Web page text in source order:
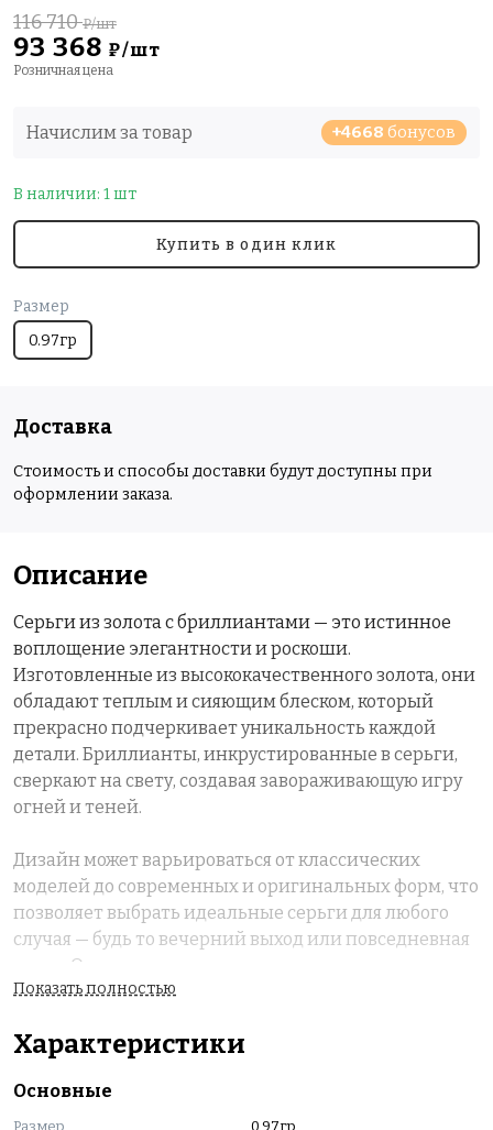
93 368 ₽/шт
116 710₽/шт
Розничная цена
Начислим за товар +4668 бонусов
В наличии: 1 шт
Купить в один клик
Размер
0.97гр
Доставка
Стоимость и способы доставки будут доступны при
оформлении заказа.
Описание
Серьги из золота с бриллиантами — это истинное
воплощение элегантности и роскоши.
Изготовленные из высококачественного золота, они
обладают теплым и сияющим блеском, который
прекрасно подчеркивает уникальность каждой
детали. Бриллианты, инкрустированные в серьги,
сверкают на свету, создавая завораживающую игру
огней и теней.
Дизайн может варьироваться от классических
моделей до современных и оригинальных форм, что
позволяет выбрать идеальные серьги для любого
случая — будь то вечерний выход или повседневная
носка. Они отлично дополнят как вечернее платье,
так и деловой костюм, придавая образу нотку
символ статуса и престижа.
Вставки изделия: 2 Бр Кр 57 3/6А 0,192ct
Показать полностью
Характеристики
Основные
Размер 0.97гр